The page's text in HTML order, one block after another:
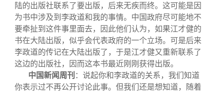
陆的出版社联系了要出版，后来无疾而终。这可能是因
为书中涉及到李政道和我的事情。中国政府尽可能地不
要牵扯到这件事里面去，因此他们认为，如果江才健的
书在大陆出版，似乎会代表政府的一个立场。可是后来
李政道的传记在大陆出版了，于是江才健又重新联系了
这边的出版社，因而这本书最近刚刚获得出版。
中国新闻周刊 ：说起你和李政道的关系，我们知道
你表示过不再公开讨论此事。但我们还是想知道，随着